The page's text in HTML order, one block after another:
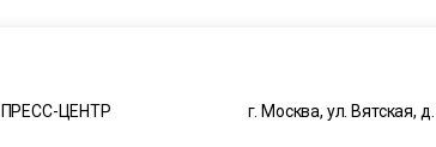
ПРЕСС-ЦЕНТР г. Москва, ул. Вятская,